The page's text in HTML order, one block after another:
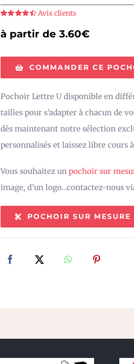
5
Avis clients
à partir de 3.60€
COMMANDER CE
Pochoir Lettre U disponible en
tailles pour s’adapter à chacun de
dès maintenant notre sélection
personnalisés et laissez libre cours
Vous souhaitez un pochoir sur
image, d’un logo…contactez-nous
POCHOIR SUR MESURE